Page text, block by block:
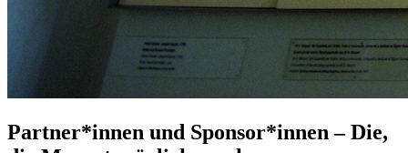
Partner*innen und Sponsor*innen – Die,